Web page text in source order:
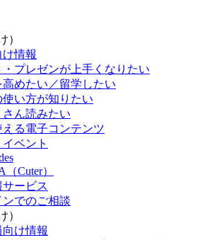
）
情報
・プレゼンが上手くなりたい
めたい／留学したい
使い方が知りたい
ん読みたい
える電子コンテンツ
ベント
Cuter）
ービス
ンでのご相談
）
け情報